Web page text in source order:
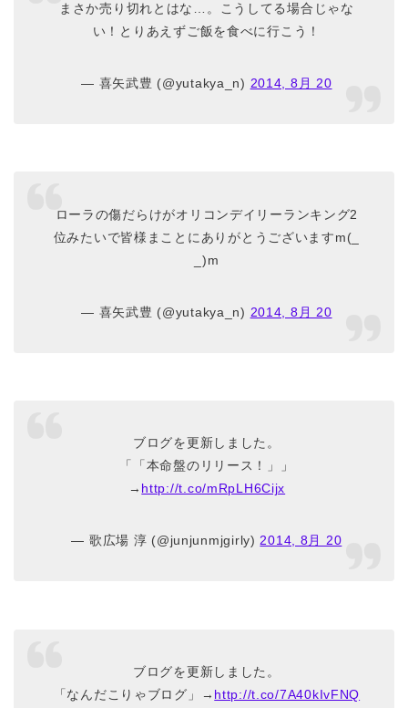
まさか売り切れとはな…。こうしてる場合じゃな
い！とりあえずご飯を食べに行こう！
— 喜矢武豊 (@yutakya_n) 2014, 8月 20
ローラの傷だらけがオリコンデイリーランキング2
位みたいで皆様まことにありがとうございますm(_
_)m
— 喜矢武豊 (@yutakya_n) 2014, 8月 20
ブログを更新しました。
「「本命盤のリリース！」」
→ http://t.co/mRpLH6Cijx
— 歌広場 淳 (@junjunmjgirly)2014, 8月 20
ブログを更新しました。
「なんだこりゃブログ」→ http://t.co/7A40kIvFNQ